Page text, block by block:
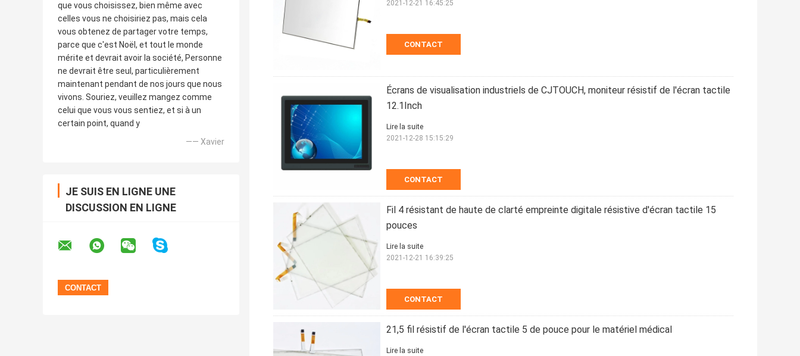
que vous choisissez, bien même avec
celles vous ne choisiriez pas, mais cela
vous obtenez de partager votre temps,
parce que c'est Noël, et tout le monde
mérite et devrait avoir la société, Personne
ne devrait être seul, particulièrement
maintenant pendant de nos jours que nous
vivons. Souriez, veuillez mangez comme
celui que vous vous sentiez, et si à un
certain point, quand y
—— Xavier
JE SUIS EN LIGNE UNE
DISCUSSION EN LIGNE
CONTACT
2021-12-21 16:45:25
Écrans de visualisation industriels de CJTOUCH, moniteur résistif de l'écran tactile
12.1Inch
CONTACT
Lire la suite
2021-12-28 15:15:29
Fil 4 résistant de haute de clarté empreinte digitale résistive d'écran tactile 15
pouces
CONTACT
Lire la suite
2021-12-21 16:39:25
21,5 fil résistif de l'écran tactile 5 de pouce pour le matériel médical
Lire la suite